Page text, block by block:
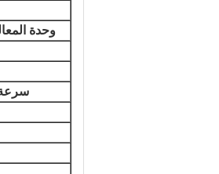
وحدة
سرعة